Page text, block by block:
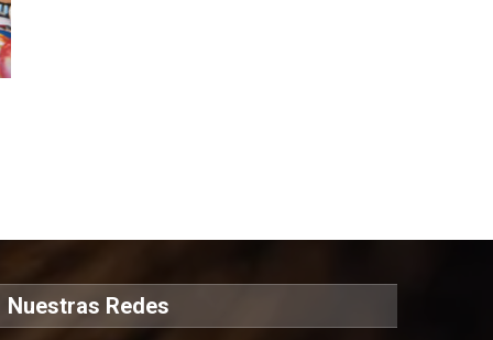
Nuestras Redes